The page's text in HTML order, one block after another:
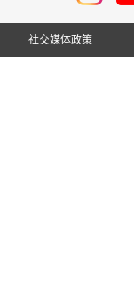
社交媒体政策